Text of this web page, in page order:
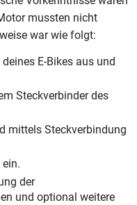
mussten nicht
war wie folgt:
E-Bikes aus und
Steckverbinder des
mittels Steckverbindung
der
und optional weitere